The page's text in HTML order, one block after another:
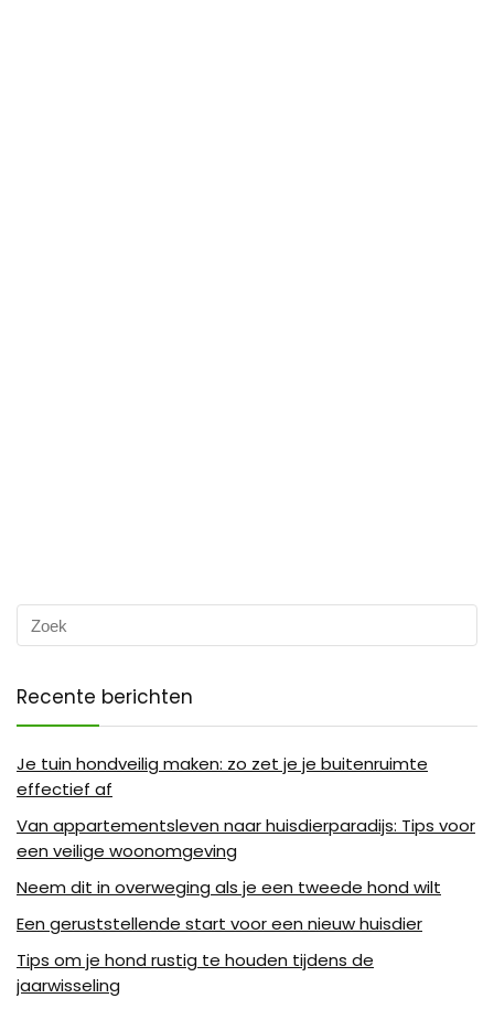
Recente berichten
Je tuin hondveilig maken: zo zet je je buitenruimte
effectief af
Van appartementsleven naar huisdierparadijs: Tips voor
een veilige woonomgeving
Neem dit in overweging als je een tweede hond wilt
Een geruststellende start voor een nieuw huisdier
Tips om je hond rustig te houden tijdens de
jaarwisseling